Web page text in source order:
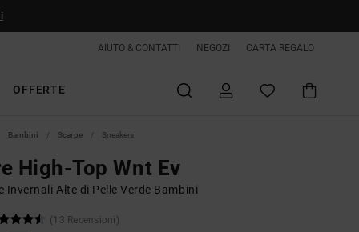
AIUTO & CONTATTI NEGOZI CARTA REGALO
OFFERTE
Bambini Scarpe Sneakers
High-Top Wnt Ev
Invernali Alte di Pelle Verde Bambini
(13 Recensioni)